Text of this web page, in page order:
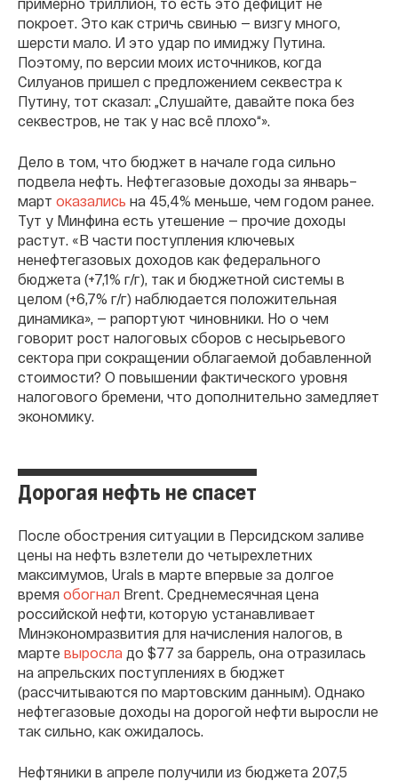
покроет. Это как стричь свинью — визгу много,
шерсти мало. И это удар по имиджу Путина.
Поэтому, по версии моих источников, когда
Силуанов пришел с предложением секвестра к
Путину, тот сказал: „Слушайте, давайте пока без
секвестров, не так у нас всё плохо“».
Дело в том, что бюджет в начале года сильно
подвела нефть. Нефтегазовые доходы за январь–
март оказались на 45,4% меньше, чем годом ранее.
Тут у Минфина есть утешение — прочие доходы
растут. «В части поступления ключевых
ненефтегазовых доходов как федерального
бюджета (+7,1% г/г), так и бюджетной системы в
целом (+6,7% г/г) наблюдается положительная
динамика», — рапортуют чиновники. Но о чем
говорит рост налоговых сборов с несырьевого
сектора при сокращении облагаемой добавленной
стоимости? О повышении фактического уровня
налогового бремени, что дополнительно замедляет
экономику.
Дорогая нефть не спасет
После обострения ситуации в Персидском заливе
цены на нефть взлетели до четырехлетних
максимумов, Urals в марте впервые за долгое
время обогнал Brent. Среднемесячная цена
российской нефти, которую устанавливает
Минэкономразвития для начисления налогов, в
марте выросла до $77 за баррель, она отразилась
на апрельских поступлениях в бюджет
(рассчитываются по мартовским данным). Однако
нефтегазовые доходы на дорогой нефти выросли не
так сильно, как ожидалось.
Нефтяники в апреле получили из бюджета 207,5